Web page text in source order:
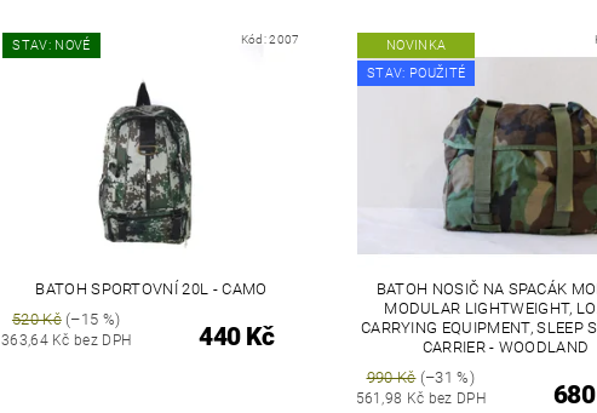
STAV: NOVÉ Kód:2007
BATOH SPORTOVNÍ 20L - CAMO
520 Kč(–15 %)
363,64 Kč bez DPH 440 Kč
NOVINKA
STAV: POUŽITÉ
BATOH NOSIČ NA SPACÁK
MODULAR LIGHTWEIGHT,
CARRYING EQUIPMENT, SLEEP
CARRIER - WOODLAND
990 Kč(–31 %)
561,98 Kč bez DPH